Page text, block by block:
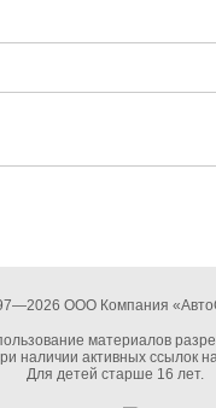
ООО Компания
материалов
наличии активных ссылок
Для детей старше 16 лет.